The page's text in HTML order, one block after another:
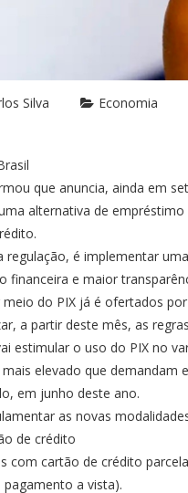
Silva Economia
que anuncia, ainda em
alternativa de
é implementar
financeira e maior
do PIX já é ofertados
a partir deste mês, as
estimular o uso do PIX no
elevado que demandam
em junho deste ano.
as novas
de crédito
com cartão de crédito
a vista).